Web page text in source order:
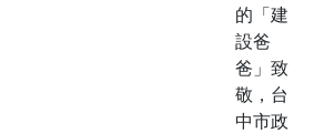
的「建
設爸
爸」致
敬，台
中市政